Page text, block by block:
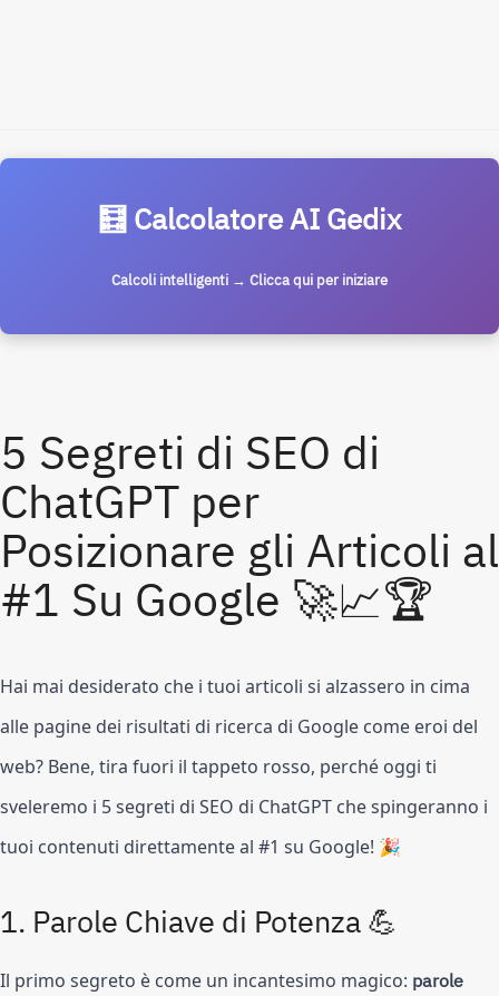
🧮 Calcolatore AI Gedix
Calcoli intelligenti → Clicca qui per iniziare
5 Segreti di SEO di
ChatGPT per
Posizionare gli Articoli al
#1 Su Google 🚀📈🏆
Hai mai desiderato che i tuoi articoli si alzassero in cima
alle pagine dei risultati di ricerca di Google come eroi del
web? Bene, tira fuori il tappeto rosso, perché oggi ti
sveleremo i 5 segreti di SEO di ChatGPT che spingeranno i
tuoi contenuti direttamente al #1 su Google! 🎉
1. Parole Chiave di Potenza 💪
Il primo segreto è come un incantesimo magico: parole